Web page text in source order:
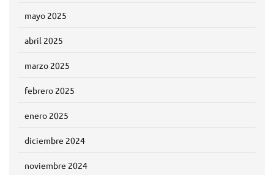
mayo 2025
abril 2025
marzo 2025
febrero 2025
enero 2025
diciembre 2024
noviembre 2024